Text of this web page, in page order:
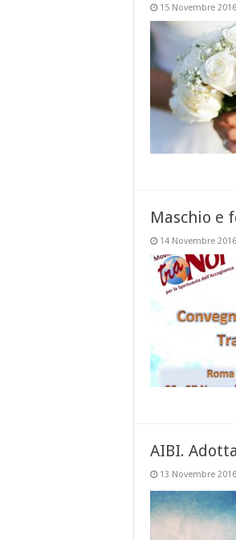
15 Novembre 2016
Maschio e
14 Novembre 2016
AIBI.
13 Novembre 2016